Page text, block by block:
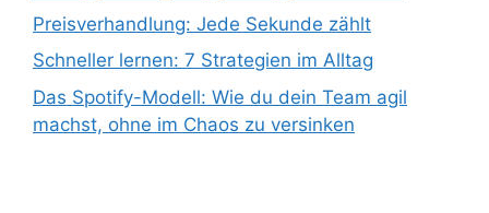
Preisverhandlung: Jede Sekunde zählt
Schneller lernen: 7 Strategien im Alltag
Das Spotify-Modell: Wie du dein Team agil
machst, ohne im Chaos zu versinken